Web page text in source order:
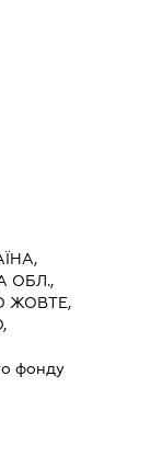
ОБЛ.,
ЖОВТЕ,
фонду